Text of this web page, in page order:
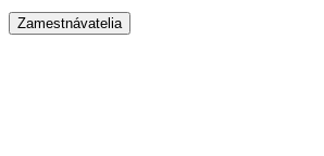
Zamestnávatelia